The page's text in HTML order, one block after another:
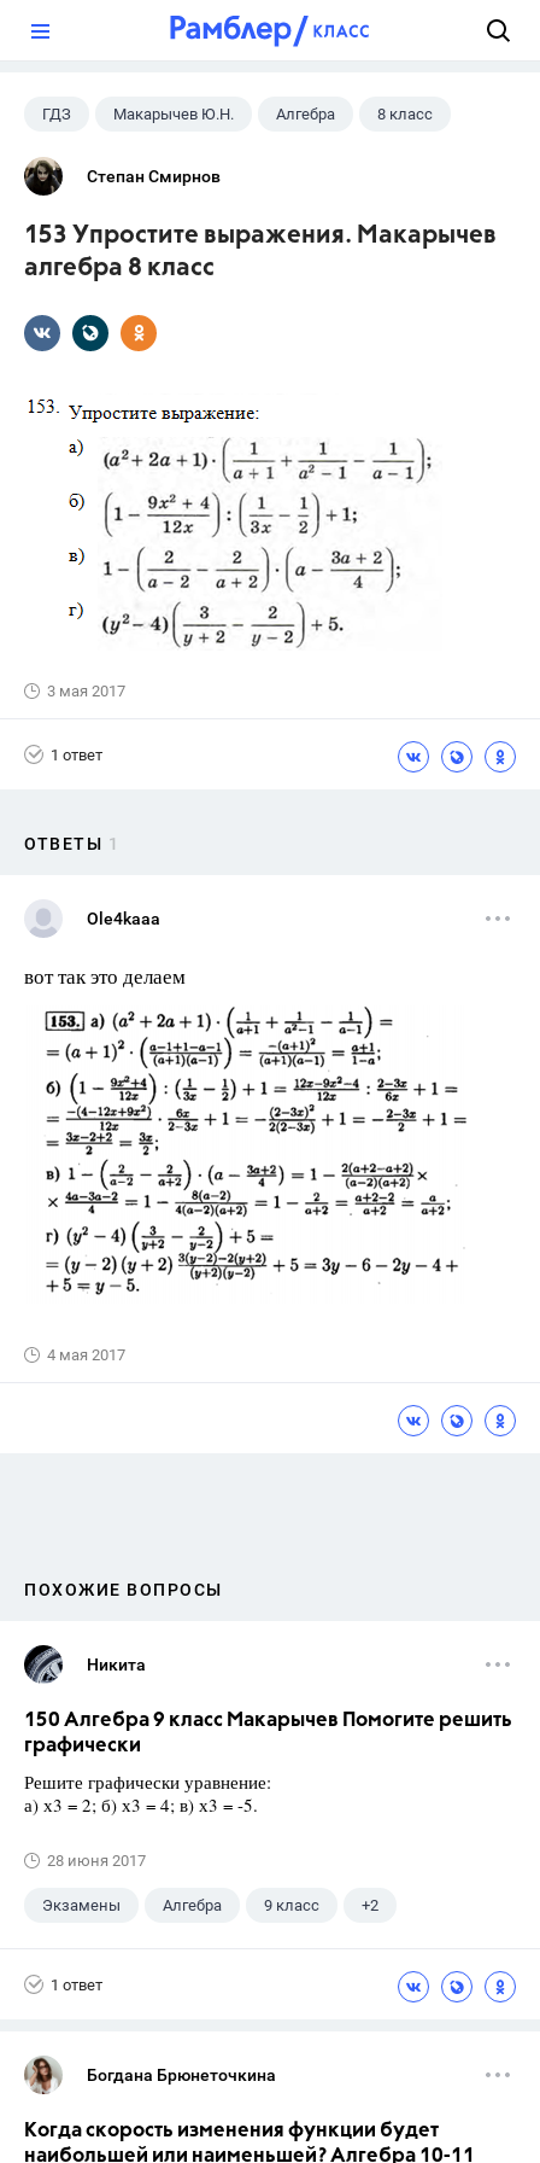
ГДЗ Макарычев Ю.Н. Алгебра 8 класс
Степан Смирнов
153 Упростите выражения. Макарычев
алгебра 8 класс
3 мая 2017
1 ответ
ОТВЕТЫ 1
Ole4kaaa
вот так это делаем
4 мая 2017
ПОХОЖИЕ ВОПРОСЫ
Никита
150 Алгебра 9 класс Макарычев Помогите решить
графически
Решите графически уравнение:
а) х3 = 2; б) х3 = 4; в) х3 = -5.
28 июня 2017
Экзамены Алгебра 9 класс +2
1 ответ
Богдана Брюнеточкина
Когда скорость изменения функции будет
наибольшей или наименьшей? Алгебра 10-11